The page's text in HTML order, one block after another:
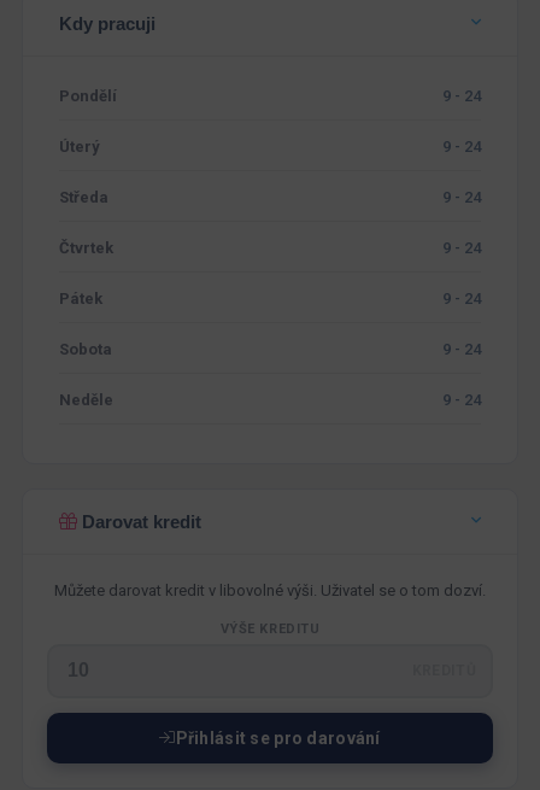
Kdy pracuji
Pondělí 9 - 24
Úterý 9 - 24
Středa 9 - 24
Čtvrtek 9 - 24
Pátek 9 - 24
Sobota 9 - 24
Neděle 9 - 24
Darovat kredit
Můžete darovat kredit v libovolné výši. Uživatel se o tom dozví.
VÝŠE KREDITU
Přihlásit se pro darování